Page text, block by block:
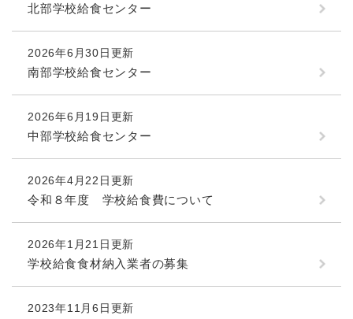
北部学校給食センター
2026年6月30日更新
南部学校給食センター
2026年6月19日更新
中部学校給食センター
2026年4月22日更新
令和８年度 学校給食費について
2026年1月21日更新
学校給食食材納入業者の募集
2023年11月6日更新